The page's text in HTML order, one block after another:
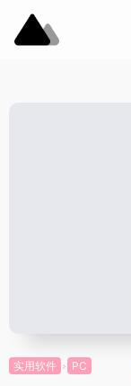
实用软件 PC